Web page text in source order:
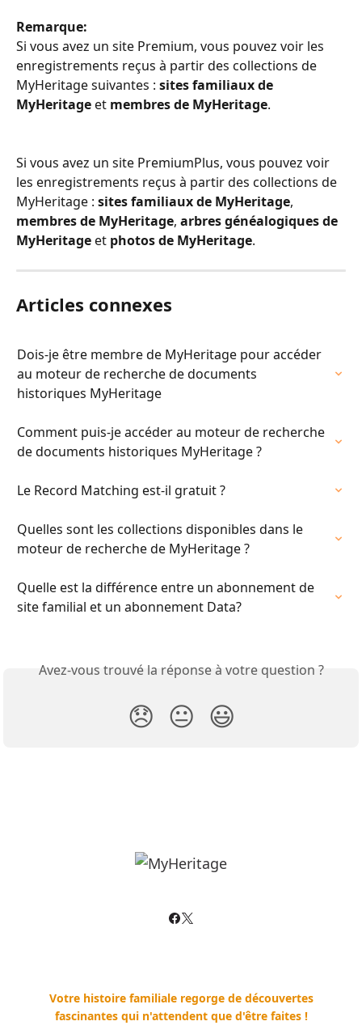
Remarque:
Si vous avez un site Premium, vous pouvez voir les
enregistrements reçus à partir des collections de
MyHeritage suivantes : sites familiaux de
MyHeritage et membres de MyHeritage.
Si vous avez un site PremiumPlus, vous pouvez voir
les enregistrements reçus à partir des collections de
MyHeritage : sites familiaux de MyHeritage,
membres de MyHeritage, arbres généalogiques de
MyHeritage et photos de MyHeritage.
Articles connexes
Dois-je être membre de MyHeritage pour accéder
au moteur de recherche de documents
historiques MyHeritage
Comment puis-je accéder au moteur de recherche
de documents historiques MyHeritage ?
Le Record Matching est-il gratuit ?
Quelles sont les collections disponibles dans le
moteur de recherche de MyHeritage ?
Quelle est la différence entre un abonnement de
site familial et un abonnement Data?
Avez-vous trouvé la réponse à votre question ?
😞 😐 😃
Votre histoire familiale regorge de découvertes
fascinantes qui n'attendent que d'être faites !